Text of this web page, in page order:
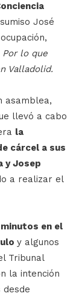
José
Por lo que
Valladolid.
asamblea,
llevó a cabo
la
cárcel a sus
y Josep
a realizar el
en el
y algunos
Tribunal
la intención
desde